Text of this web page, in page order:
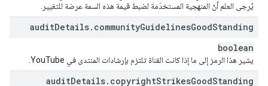
يُرجى العلم أنّ المنهجية المستخدَمة لضبط قيمة هذه السمة عرضة للتغيير.
auditDetails. communityGuidelinesGoodStanding
boolean
يشير هذا الرمز إلى ما إذا كانت القناة تلتزم بإرشادات المنتدى في YouTube.
auditDetails. copyrightStrikesGoodStanding